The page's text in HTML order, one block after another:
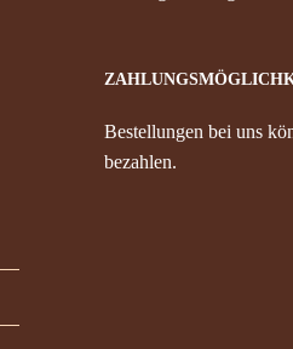
Bestellungen bei uns
bezahlen.